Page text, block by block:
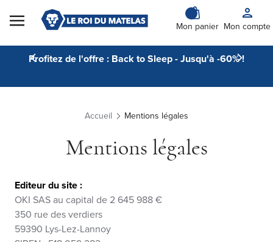
Skip to Content
Mon panier Mon compte
Profitez de l'offre : Back to Sleep - Jusqu'à -60% !
Accueil Mentions légales
Mentions légales
Editeur du site :
OKI SAS au capital de 2 645 988 €
350 rue des verdiers
59390 Lys-Lez-Lannoy